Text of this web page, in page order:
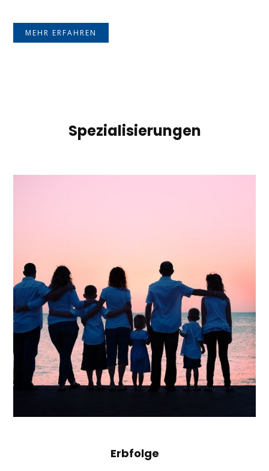
MEHR ERFAHREN
Spezialisierungen
Erbfolge